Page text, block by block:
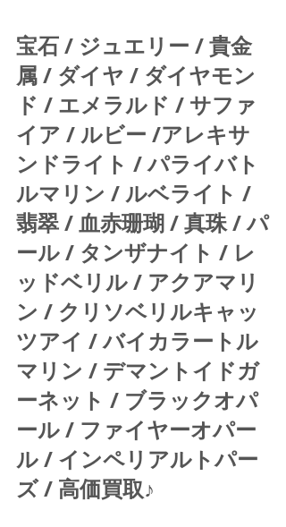
宝石 / ジュエリー / 貴金
属 / ダイヤ / ダイヤモン
ド / エメラルド / サファ
イア / ルビー /アレキサ
ンドライト / パライバト
ルマリン / ルベライト /
翡翠 / 血赤珊瑚 / 真珠 / パ
ール / タンザナイト / レ
ッドベリル / アクアマリ
ン / クリソベリルキャッ
ツアイ / バイカラートル
マリン / デマントイドガ
ーネット / ブラックオパ
ール / ファイヤーオパー
ル / インペリアルトパー
ズ / 高価買取♪